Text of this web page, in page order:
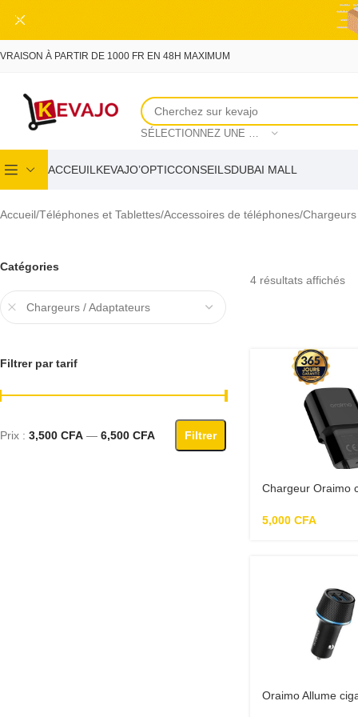
Skip to main content
À PARTIR DE 1000 FR EN 48H MAXIMUM
SÉLECTIONNEZ UNE CATÉGORIE
ACCEUIL KEVAJO’OPTICCONSEILSDUBAI MALL
Accueil Téléphones et Tablettes Accessoires de téléphones
Catégories
Chargeurs / Adaptateurs
Filtrer par tarif
Filtrer
Prix : 3,500 CFA — 6,500 CFA
4 résultats affichés
Chargeur Oraimo
5,000 CFA
Oraimo Allume